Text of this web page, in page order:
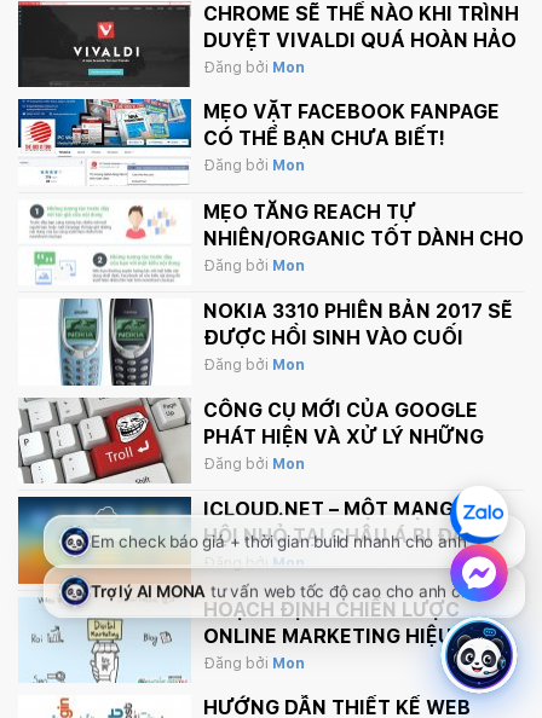
CHROME SẼ THẾ NÀO KHI TRÌNH
DUYỆT VIVALDI QUÁ HOÀN HẢO
Đăng bởi Mon
MẸO VẶT FACEBOOK FANPAGE
CÓ THỂ BẠN CHƯA BIẾT!
Đăng bởi Mon
MẸO TĂNG REACH TỰ
NHIÊN/ORGANIC TỐT DÀNH CHO
FANPAGE CỦA BẠN
Đăng bởi Mon
NOKIA 3310 PHIÊN BẢN 2017 SẼ
ĐƯỢC HỒI SINH VÀO CUỐI
THÁNG 2 NÀY
Đăng bởi Mon
CÔNG CỤ MỚI CỦA GOOGLE
PHÁT HIỆN VÀ XỬ LÝ NHỮNG
BÌNH LUẬN PHẢN CẢM TRÊN
Đăng bởi Mon
ICLOUD.NET – MỘT MẠNG XÃ
HỘI NHỎ TẠI CHÂU Á BỊ ĐÁNH
SẬP BỞI APPLE.
Mon
HOẠCH ĐỊNH CHIẾN LƯỢC
ONLINE MARKETING HIỆU QUẢ
Đăng bởi Mon
HƯỚNG DẪN THIẾT KẾ WEB